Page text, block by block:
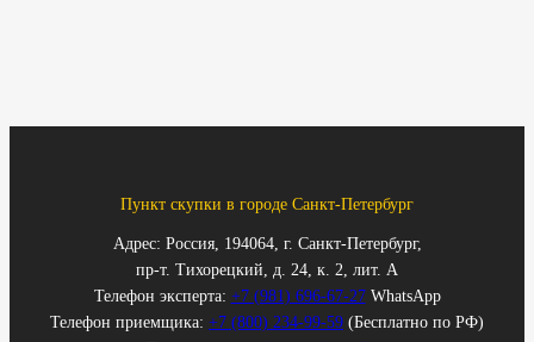
Пункт скупки в городе Санкт-Петербург
Адрес: Россия, 194064, г. Санкт-Петербург,
пр-т. Тихорецкий, д. 24, к. 2, лит. А
Телефон эксперта: +7 (981) 696-67-27WhatsApp
Телефон приемщика: +7 (800) 234-99-59 (Бесплатно по РФ)